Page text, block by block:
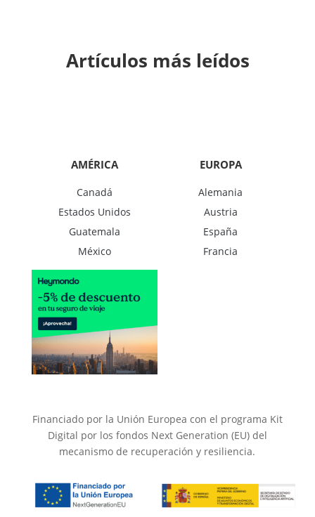
Artículos más leídos
AMÉRICA
Canadá
Estados Unidos
Guatemala
México
EUROPA
Alemania
Austria
España
Francia
Financiado por la Unión Europea con el programa Kit
Digital por los fondos Next Generation (EU) del
mecanismo de recuperación y resiliencia.